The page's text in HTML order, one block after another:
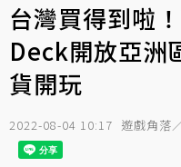
台灣買得到啦
Deck開放亞洲
貨開玩
2022-08-04 10:17 遊戲角落